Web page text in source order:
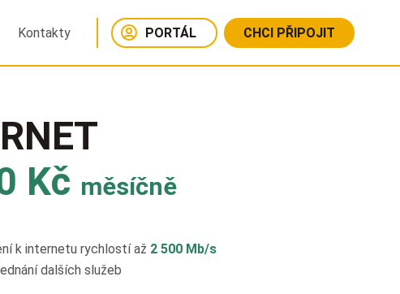
Kontakty PORTÁL CHCI PŘIPOJIT
Kč měsíčně
k internetu rychlostí až 2 500 Mb/s
dalších služeb